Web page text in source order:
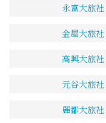
永富大旅社
金屋大旅社
高興大旅社
元谷大旅社
麗都大旅社